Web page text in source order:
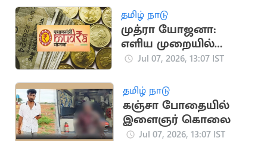
ஆணையத்தில் புகார்
தமிழ் நாடு
முத்ரா யோஜனா:
எளிய முறையில்
தொழில் தொடங்க
Jul 07, 2026, 13:07 IST
தமிழ் நாடு
கஞ்சா போதையில்
இளைஞர் கொலை
Jul 07, 2026, 13:07 IST